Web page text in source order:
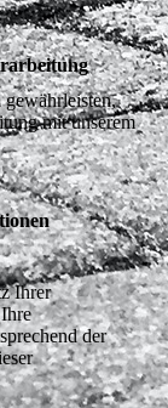
mit unserem
Ihrer
der